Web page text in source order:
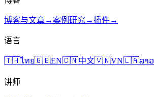
博客与文章→案例研究→插件→
语言
🇹🇭ไทย🇬🇧EN🇨🇳中文🇻🇳VN🇱🇦ລາວ
讲师